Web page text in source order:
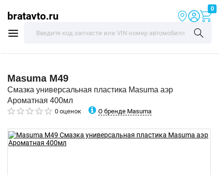
bratavto.ru
0
Masuma M49
Смазка универсальная пластика Masuma аэр
Ароматная 400мл
0 оценок О бренде Masuma